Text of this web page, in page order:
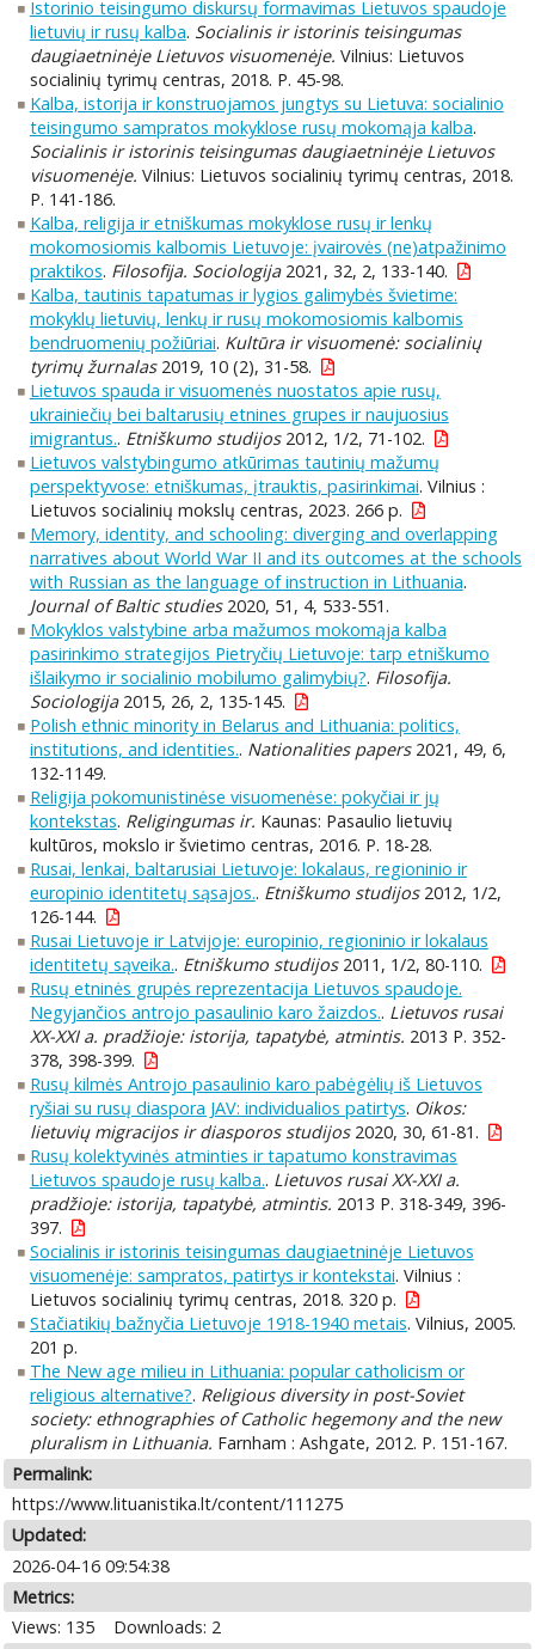
Istorinio teisingumo diskursų formavimas Lietuvos spaudoje
lietuvių ir rusų kalba. Socialinis ir istorinis teisingumas
daugiaetninėje Lietuvos visuomenėje. Vilnius: Lietuvos
socialinių tyrimų centras, 2018. P. 45-98.
Kalba, istorija ir konstruojamos jungtys su Lietuva: socialinio
teisingumo sampratos mokyklose rusų mokomąja kalba.
Socialinis ir istorinis teisingumas daugiaetninėje Lietuvos
visuomenėje. Vilnius: Lietuvos socialinių tyrimų centras, 2018.
P. 141-186.
Kalba, religija ir etniškumas mokyklose rusų ir lenkų
mokomosiomis kalbomis Lietuvoje: įvairovės (ne)atpažinimo
praktikos. Filosofija. Sociologija2021, 32, 2, 133-140.
Kalba, tautinis tapatumas ir lygios galimybės švietime:
mokyklų lietuvių, lenkų ir rusų mokomosiomis kalbomis
bendruomenių požiūriai. Kultūra ir visuomenė: socialinių
tyrimų žurnalas2019, 10 (2), 31-58.
Lietuvos spauda ir visuomenės nuostatos apie rusų,
ukrainiečių bei baltarusių etnines grupes ir naujuosius
imigrantus.. Etniškumo studijos2012, 1/2, 71-102.
Lietuvos valstybingumo atkūrimas tautinių mažumų
perspektyvose: etniškumas, įtrauktis, pasirinkimai. Vilnius :
Lietuvos socialinių mokslų centras, 2023. 266 p.
Memory, identity, and schooling: diverging and overlapping
narratives about World War II and its outcomes at the schools
with Russian as the language of instruction in Lithuania.
Journal of Baltic studies2020, 51, 4, 533-551.
Mokyklos valstybine arba mažumos mokomąja kalba
pasirinkimo strategijos Pietryčių Lietuvoje: tarp etniškumo
išlaikymo ir socialinio mobilumo galimybių?. Filosofija.
Sociologija2015, 26, 2, 135-145.
Polish ethnic minority in Belarus and Lithuania: politics,
institutions, and identities.. Nationalities papers2021, 49, 6,
132-1149.
Religija pokomunistinėse visuomenėse: pokyčiai ir jų
kontekstas. Religingumas ir. Kaunas: Pasaulio lietuvių
kultūros, mokslo ir švietimo centras, 2016. P. 18-28.
Rusai, lenkai, baltarusiai Lietuvoje: lokalaus, regioninio ir
europinio identitetų sąsajos.. Etniškumo studijos2012, 1/2,
126-144.
Rusai Lietuvoje ir Latvijoje: europinio, regioninio ir lokalaus
identitetų sąveika.. Etniškumo studijos2011, 1/2, 80-110.
Rusų etninės grupės reprezentacija Lietuvos spaudoje.
Negyjančios antrojo pasaulinio karo žaizdos.. Lietuvos rusai
XX-XXI a. pradžioje: istorija, tapatybė, atmintis. 2013 P. 352-
378, 398-399.
Rusų kilmės Antrojo pasaulinio karo pabėgėlių iš Lietuvos
ryšiai su rusų diaspora JAV: individualios patirtys. Oikos:
lietuvių migracijos ir diasporos studijos2020, 30, 61-81.
Rusų kolektyvinės atminties ir tapatumo konstravimas
Lietuvos spaudoje rusų kalba.. Lietuvos rusai XX-XXI a.
pradžioje: istorija, tapatybė, atmintis. 2013 P. 318-349, 396-
397.
Socialinis ir istorinis teisingumas daugiaetninėje Lietuvos
visuomenėje: sampratos, patirtys ir kontekstai. Vilnius :
Lietuvos socialinių tyrimų centras, 2018. 320 p.
Stačiatikių bažnyčia Lietuvoje 1918-1940 metais. Vilnius, 2005.
201 p.
The New age milieu in Lithuania: popular catholicism or
religious alternative?. Religious diversity in post-Soviet
society: ethnographies of Catholic hegemony and the new
pluralism in Lithuania. Farnham : Ashgate, 2012. P. 151-167.
Permalink:
https://www.lituanistika.lt/content/111275
Updated:
2026-04-16 09:54:38
Metrics:
Views: 135
Downloads: 2